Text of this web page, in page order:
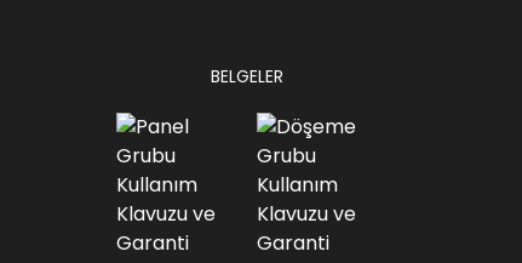
BELGELER